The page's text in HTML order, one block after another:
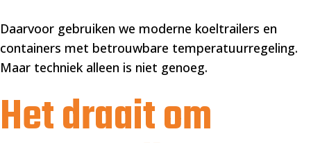
Daarvoor gebruiken we moderne koeltrailers en
containers met betrouwbare temperatuurregeling.
Maar techniek alleen is niet genoeg.
Het draait om